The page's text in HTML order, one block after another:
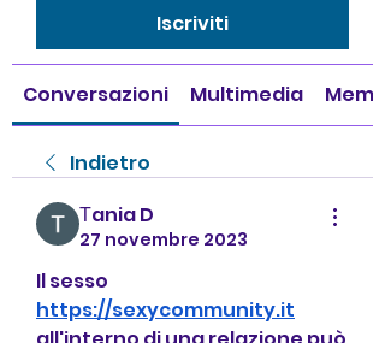
Iscriviti
Conversazioni Multimedia
Indietro
Тania D
27 novembre 2023
https://sexycommunity.it